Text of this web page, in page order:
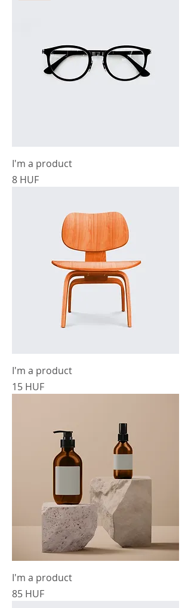
I'm a product
Precio
8 HUF
I'm a product
Precio
15 HUF
I'm a product
Precio
85 HUF